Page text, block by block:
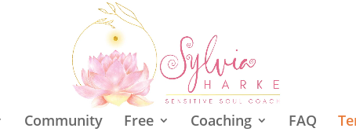
Community Free Coaching FAQ